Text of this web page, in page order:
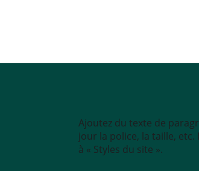
Ajoutez du texte de
jour la police, la taille,
à « Styles du site ».